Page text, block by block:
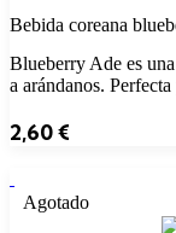
Bebida coreana
Blueberry Ade es
a arándanos. Perfecta
2,60€
Agotado